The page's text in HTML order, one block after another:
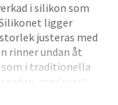
i silikon som
ligger
justeras med
rinner undan åt
i traditionella
med svart
med helsvart